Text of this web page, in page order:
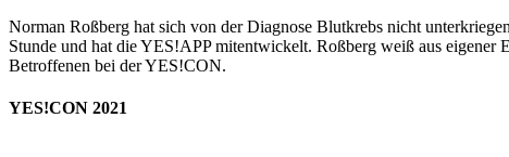
Norman Roßberg hat sich von der Diagnose Blutkrebs nicht
Stunde und hat die YES!APP mitentwickelt. Roßberg weiß aus
Betroffenen bei der YES!CON.
YES!CON 2021